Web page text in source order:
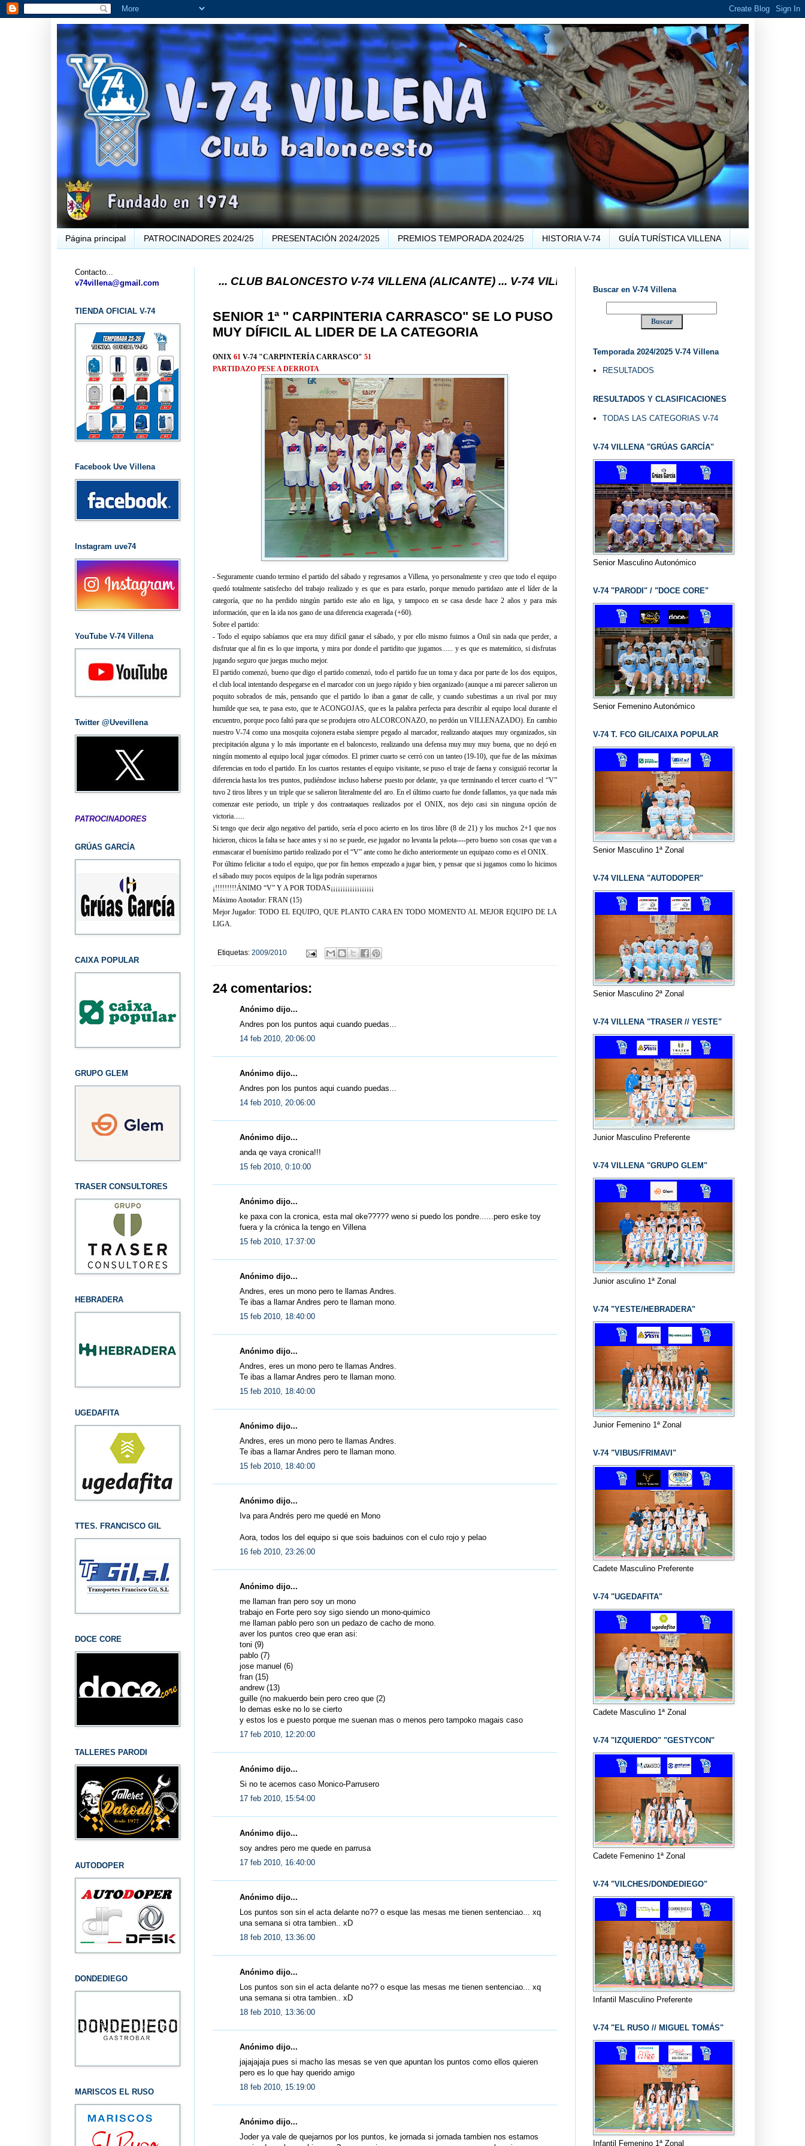
Página principal PATROCINADORES 2024/25 PRESENTACIÓN 2024/2025 PREMIOS TEMPORADA 2024/25 HISTORIA V-74 GUÍA TURÍSTICA VILLENA
... CLUB BALONCESTO V-74 VILLENA (ALICANTE) ... V-74 VILLENA DESDE 1.974 ... EL "UVE" ...
SENIOR 1ª " CARPINTERIA CARRASCO" SE LO PUSO
MUY DÍFICIL AL LIDER DE LA CATEGORIA
ONIX 61V-74 "CARPINTERÍA CARRASCO" 51
PARTIDAZO PESE A DERROTA
- Seguramente cuando termino el partido del sábado y regresamos a Villena, yo personalmente y creo que todo el equipo
quedó totalmente satisfecho del trabajo realizado y es que es para estarlo, porque menudo partidazo ante el líder de la
categoría, que no ha perdido ningún partido este año en liga, y tampoco en se casa desde hace 2 años y para más
información, que en la ida nos gano de una diferencia exagerada (+60).
Sobre el partido:
- Todo el equipo sabíamos que era muy difícil ganar el sábado, y por ello mismo fuimos a Onil sin nada que perder, a
disfrutar que al fin es lo que importa, y mira por donde el partidito que jugamos...... y es que es matemático, si disfrutas
jugando seguro que juegas mucho mejor.
El partido comenzó, bueno que digo el partido comenzó, todo el partido fue un toma y daca por parte de los dos equipos,
el club local intentando despegarse en el marcador con un juego rápido y bien organizado (aunque a mi parecer salieron un
poquito sobrados de más, pensando que el partido lo iban a ganar de calle, y cuando subestimas a un rival por muy
humilde que sea, te pasa esto, que te ACONGOJAS, que es la palabra perfecta para describir al equipo local durante el
encuentro, porque poco faltó para que se produjera otro ALCORCONAZO, no perdón un VILLENAZADO). En cambio
nuestro V-74 como una mosquita cojonera estaba siempre pegado al marcador, realizando ataques muy organizados, sin
precipitación alguna y lo más importante en el baloncesto, realizando una defensa muy muy muy buena, que no dejó en
ningún momento al equipo local jugar cómodos. El primer cuarto se cerró con un tanteo (19-10), que fue de las máximas
diferencias en todo el partido. En los cuartos restantes el equipo visitante, se puso el traje de faena y consiguió recortar la
diferencia hasta los tres puntos, pudiéndose incluso haberse puesto por delante, ya que terminando el tercer cuarto el “V”
tuvo 2 tiros libres y un triple que se salieron literalmente del aro. En el último cuarto fue donde fallamos, ya que nada más
comenzar este periodo, un triple y dos contraataques realizados por el ONIX, nos dejo casi sin ninguna opción de
victoria......
Si tengo que decir algo negativo del partido, sería el poco acierto en los tiros libre (8 de 21) y los muchos 2+1 que nos
hicieron, chicos la falta se hace antes y si no se puede, ese jugador no levanta la pelota----pero bueno son cosas que van a
enmascarar el buenísimo partido realizado por el “V” ante como he dicho anteriormente un equipazo como es el ONIX.
Por último felicitar a todo el equipo, que por fin hemos empezado a jugar bien, y pensar que si jugamos como lo hicimos
el sábado muy pocos equipos de la liga podrán superarnos
¡!!!!!!!!!ÁNIMO “V” Y A POR TODAS¡¡¡¡¡¡¡¡¡¡¡¡¡¡¡¡¡¡
Máximo Anotador: FRAN (15)
Mejor Jugador: TODO EL EQUIPO, QUE PLANTO CARA EN TODO MOMENTO AL MEJOR EQUIPO DE LA
LIGA.
Etiquetas: 2009/2010
24 comentarios:
Anónimo dijo...
Andres pon los puntos aqui cuando puedas...
14 feb 2010, 20:06:00
Anónimo dijo...
Andres pon los puntos aqui cuando puedas...
14 feb 2010, 20:06:00
Anónimo dijo...
anda qe vaya cronica!!!
15 feb 2010, 0:10:00
Anónimo dijo...
ke paxa con la cronica, esta mal oke????? weno si puedo los pondre......pero eske toy
fuera y la crónica la tengo en Villena
15 feb 2010, 17:37:00
Anónimo dijo...
Andres, eres un mono pero te llamas Andres.
Te ibas a llamar Andres pero te llaman mono.
15 feb 2010, 18:40:00
Anónimo dijo...
Andres, eres un mono pero te llamas Andres.
Te ibas a llamar Andres pero te llaman mono.
15 feb 2010, 18:40:00
Anónimo dijo...
Andres, eres un mono pero te llamas Andres.
Te ibas a llamar Andres pero te llaman mono.
15 feb 2010, 18:40:00
Anónimo dijo...
Iva para Andrés pero me quedé en Mono
Aora, todos los del equipo si que sois baduinos con el culo rojo y pelao
16 feb 2010, 23:26:00
Anónimo dijo...
me llaman fran pero soy un mono
trabajo en Forte pero soy sigo siendo un mono-quimico
me llaman pablo pero son un pedazo de cacho de mono.
aver los puntos creo que eran asi:
toni (9)
pablo (7)
jose manuel (6)
fran (15)
andrew (13)
guille (no makuerdo bein pero creo que (2)
lo demas eske no lo se cierto
y estos los e puesto porque me suenan mas o menos pero tampoko magais caso
17 feb 2010, 12:20:00
Anónimo dijo...
Si no te acemos caso Monico-Parrusero
17 feb 2010, 15:54:00
Anónimo dijo...
soy andres pero me quede en parrusa
17 feb 2010, 16:40:00
Anónimo dijo...
Los puntos son sin el acta delante no?? o esque las mesas me tienen sentenciao... xq
una semana si otra tambien.. xD
18 feb 2010, 13:36:00
Anónimo dijo...
Los puntos son sin el acta delante no?? o esque las mesas me tienen sentenciao... xq
una semana si otra tambien.. xD
18 feb 2010, 13:36:00
Anónimo dijo...
jajajajaja pues si macho las mesas se ven que apuntan los puntos como ellos quieren
pero es lo que hay querido amigo
18 feb 2010, 15:19:00
Anónimo dijo...
Joder ya vale de quejarnos por los puntos, ke jornada si jornada tambien nos estamos
Contacto...
v74villena@gmail.com
TIENDA OFICIAL V-74
Facebook Uve Villena
Instagram uve74
YouTube V-74 Villena
Twitter @Uvevillena
PATROCINADORES
GRÚAS GARCÍA
CAIXA POPULAR
GRUPO GLEM
TRASER CONSULTORES
HEBRADERA
UGEDAFITA
TTES. FRANCISCO GIL
DOCE CORE
TALLERES PARODI
AUTODOPER
DONDEDIEGO
MARISCOS EL RUSO
Buscar en V-74 Villena
Temporada 2024/2025 V-74 Villena
RESULTADOS
RESULTADOS Y CLASIFICACIONES
TODAS LAS CATEGORIAS V-74
V-74 VILLENA "GRÚAS GARCÍA"
Senior Masculino Autonómico
V-74 "PARODI" / "DOCE CORE"
Senior Femenino Autonómico
V-74 T. FCO GIL/CAIXA POPULAR
Senior Masculino 1ª Zonal
V-74 VILLENA "AUTODOPER"
Senior Masculino 2ª Zonal
V-74 VILLENA "TRASER // YESTE"
Junior Masculino Preferente
V-74 VILLENA "GRUPO GLEM"
Junior asculino 1ª Zonal
V-74 "YESTE/HEBRADERA"
Junior Femenino 1ª Zonal
V-74 "VIBUS/FRIMAVI"
Cadete Masculino Preferente
V-74 "UGEDAFITA"
Cadete Masculino 1ª Zonal
V-74 "IZQUIERDO" "GESTYCON"
Cadete Femenino 1ª Zonal
V-74 "VILCHES/DONDEDIEGO"
Infantil Masculino Preferente
V-74 "EL RUSO // MIGUEL TOMÁS"
Infantil Femenino 1ª Zonal